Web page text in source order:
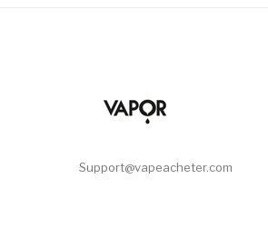
Support@vapeacheter.com